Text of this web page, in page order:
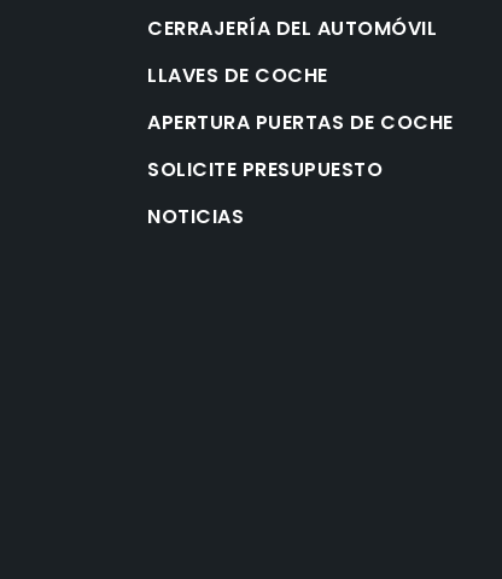
CERRAJERÍA DEL AUTOMÓVIL
LLAVES DE COCHE
APERTURA PUERTAS DE COCHE
SOLICITE PRESUPUESTO
NOTICIAS